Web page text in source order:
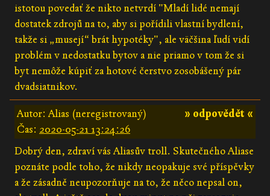
istotou povedať že nikto netvrdí "Mladí lidé nemají
dostatek zdrojů na to, aby si pořídili vlastní bydlení,
takže si „musejí“ brát hypotéky", ale väčšina ľudí vidí
problém v nedostatku bytov a nie priamo v tom že si
byt nemôže kúpiť za hotové čerstvo zosobášený pár
dvadsiatnikov.
» odpovědět «
Autor: Alias (neregistrovaný)
Čas: 2020-05-21 13:24:26
Dobrý den, zdraví vás Aliasův troll. Skutečného Aliase
poznáte podle toho, že nikdy neopakuje své příspěvky
a že zásadně neupozorňuje na to, že něco nepsal on,